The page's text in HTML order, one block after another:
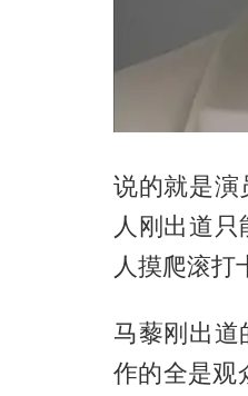
说的就是演
人刚出道
人摸爬滚打
马藜刚出道
作的全是观